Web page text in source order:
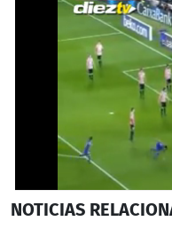
seconds
NOTICIAS